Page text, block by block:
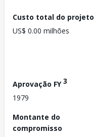
Custo total do projeto
US$ 0.00 milhões
Aprovação FY3
1979
Montante do
compromisso